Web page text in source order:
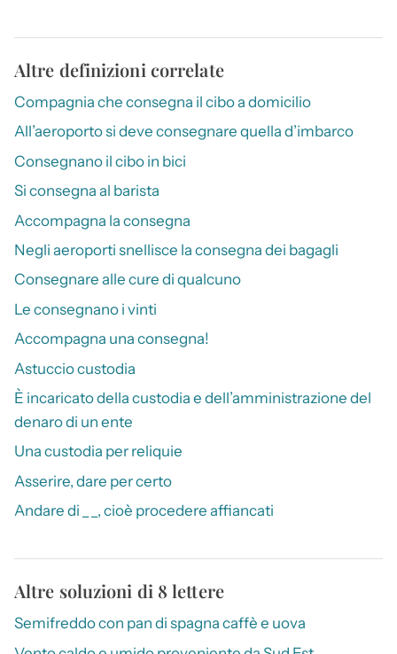
Altre definizioni correlate
Compagnia che consegna il cibo a domicilio
All’aeroporto si deve consegnare quella d’imbarco
Consegnano il cibo in bici
Si consegna al barista
Accompagna la consegna
Negli aeroporti snellisce la consegna dei bagagli
Consegnare alle cure di qualcuno
Le consegnano i vinti
Accompagna una consegna!
Astuccio custodia
È incaricato della custodia e dell’amministrazione del
denaro di un ente
Una custodia per reliquie
Asserire, dare per certo
Andare di _ _, cioè procedere affiancati
Altre soluzioni di 8 lettere
Semifreddo con pan di spagna caffè e uova